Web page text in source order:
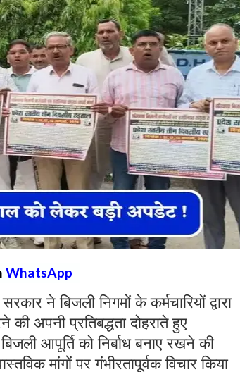
WhatsApp
सरकार ने बिजली निगमों के कर्मचारियों द्वारा
की अपनी प्रतिबद्धता दोहराते हुए
आपूर्ति को निर्बाध बनाए रखने की
मांगों पर गंभीरतापूर्वक विचार किया